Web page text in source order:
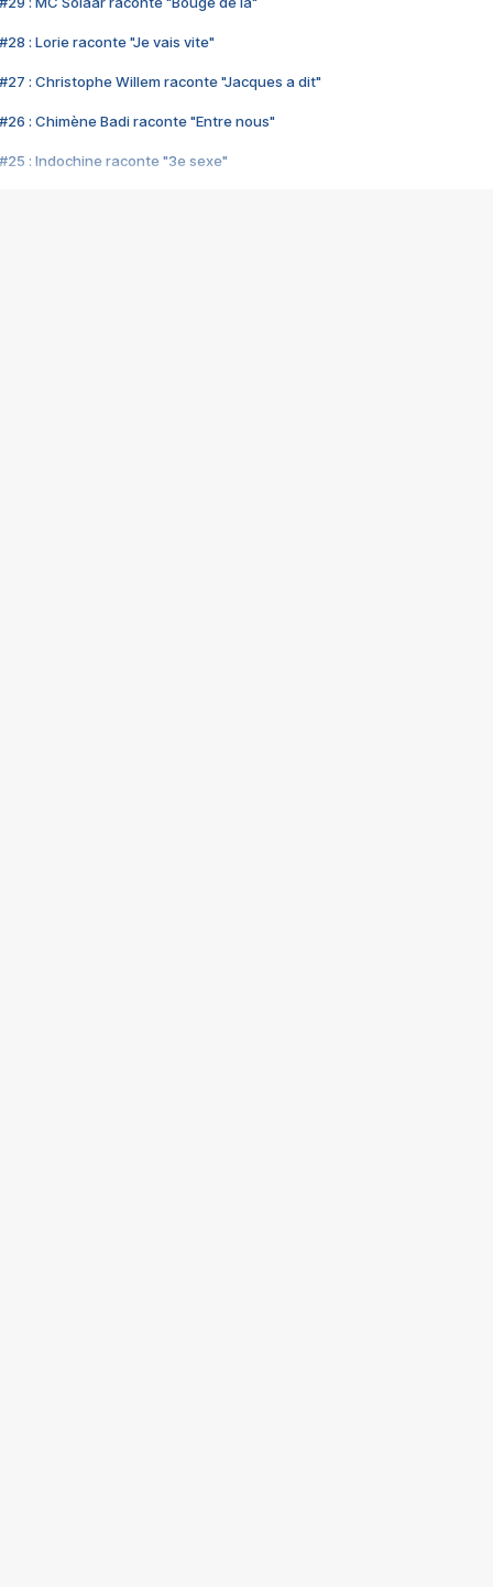
#28 : Lorie raconte "Je vais vite"
#27 : Christophe Willem raconte "Jacques a dit"
#26 : Chimène Badi raconte "Entre nous"
#25 : Indochine raconte "3e sexe"